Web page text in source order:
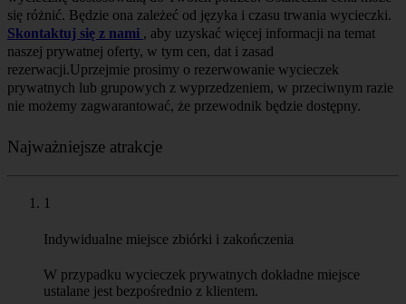
się różnić. Będzie ona zależeć od języka i czasu trwania wycieczki.
Skontaktuj się z nami , aby uzyskać więcej informacji na temat
naszej prywatnej oferty, w tym cen, dat i zasad
rezerwacji.Uprzejmie prosimy o rezerwowanie wycieczek
prywatnych lub grupowych z wyprzedzeniem, w przeciwnym razie
nie możemy zagwarantować, że przewodnik będzie dostępny.
Najważniejsze atrakcje
1
Indywidualne miejsce zbiórki i zakończenia
W przypadku wycieczek prywatnych dokładne miejsce
ustalane jest bezpośrednio z klientem.